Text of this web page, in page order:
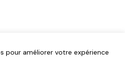
pour améliorer votre expérience